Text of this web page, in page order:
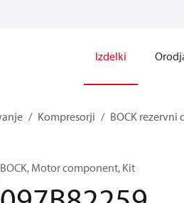
Izdelki
Kompresorji BOCK
BOCK, Motor component, Kit